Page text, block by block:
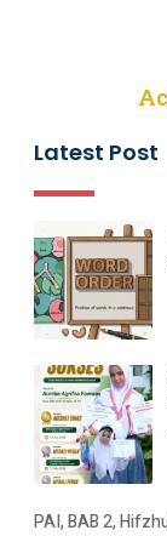
Latest Post
PAI, BAB 2,